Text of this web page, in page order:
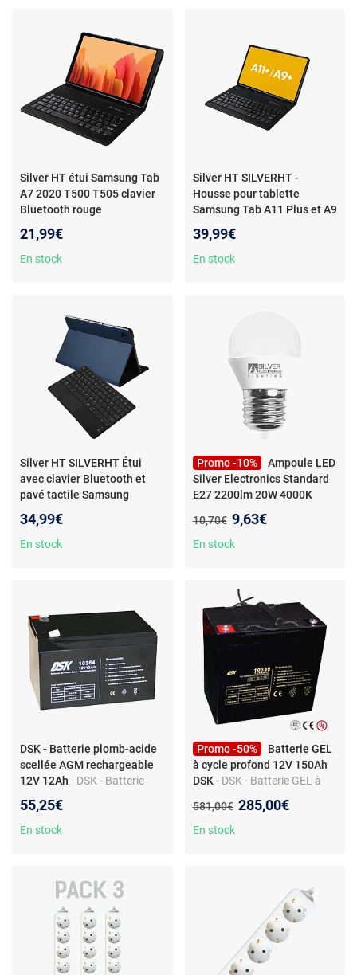
Silver HT étui Samsung Tab
A7 2020 T500 T505 clavier
Bluetooth rouge
21,99€
En stock
Silver HT SILVERHT -
Housse pour tablette
Samsung Tab A11 Plus et A9
39,99€
En stock
Silver HT SILVERHT Étui
avec clavier Bluetooth et
pavé tactile Samsung
bleu
34,99€
En stock
Promo -10%
Ampoule LED
Silver Electronics Standard
E27 2200lm 20W 4000K
Ancien prix :
10,70€ Nouveau prix :
9,63€
En stock
DSK - Batterie plomb-acide
scellée AGM rechargeable
12V 12Ah - DSK - Batterie
rechargeable 12V 12Ah
idéale les appareils de
55,25€
En stock
Promo -50%
Batterie GEL
à cycle profond 12V 150Ah
DSK - DSK - Batterie GEL à
Ancien prix :
581,00€ Nouveau prix :
285,00€
En stock